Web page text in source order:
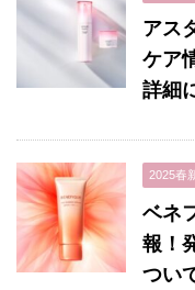
アス
ケア
詳細
2025春
ベネ
報！
つい